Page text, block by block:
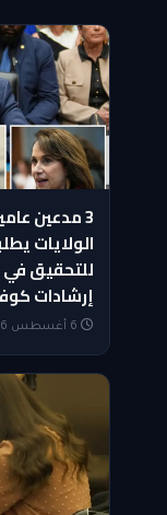
3 مدعين
الولايات
للتحقيق في
إرشادات